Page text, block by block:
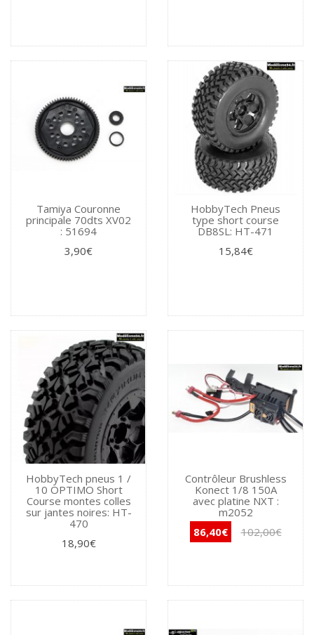
Tamiya Couronne
principale 70dts XV02
: 51694
3,90€
HobbyTech Pneus
type short course
DB8SL: HT-471
15,84€
HobbyTech pneus 1 /
10 OPTIMO Short
Course montes colles
sur jantes noires: HT-
470
18,90€
Contrôleur Brushless
Konect 1/8 150A
avec platine NXT :
m2052
86,40€
102,00€